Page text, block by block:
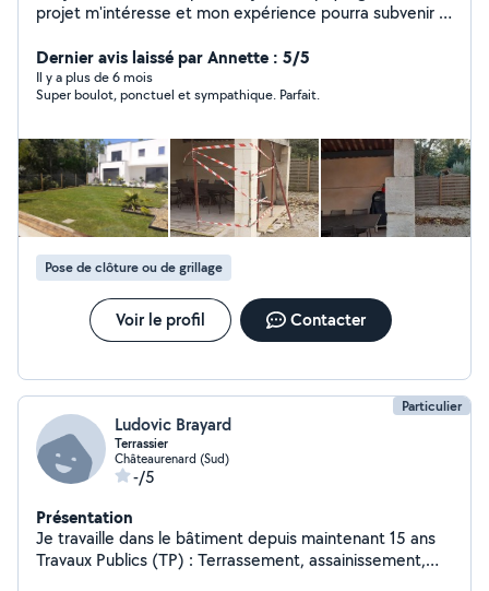
projet m'intéresse et mon expérience pourra subvenir à
Dernier avis laissé par Annette : 5/5
Il y a plus de 6 mois
Super boulot, ponctuel et sympathique. Parfait.
Pose de clôture ou de grillage
Voir le profil Contacter
Particulier
Ludovic Brayard
Terrassier
Châteaurenard (Sud)
-/5
Présentation
Je travaille dans le bâtiment depuis maintenant 15 ans
Travaux Publics (TP) : Terrassement, assainissement,